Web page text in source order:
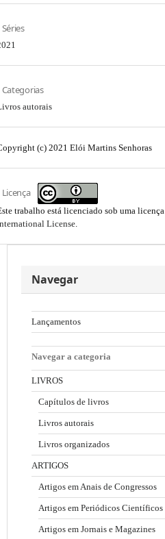
Séries
Categorias
autorais
(c) 2021 Elói Martins Senhoras
Licença
trabalho está licenciado sob uma licença
License.
Navegar
Lançamentos
Navegar a categoria
LIVROS
Capítulos de livros
Livros autorais
Livros organizados
ARTIGOS
Artigos em Anais de Congressos
Artigos em Periódicos Científicos
Artigos em Jornais e Magazines